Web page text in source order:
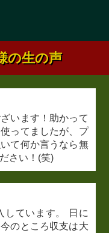
の生の声
います！助かって
ってましたが、プ
て何か言うなら無
さい！(笑)
しています。 日に
のところ収支は大